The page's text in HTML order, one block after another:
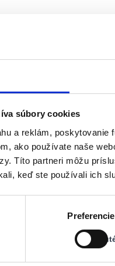
súbory cookies
a reklám,
ako používate naše
Títo partneri môžu
keď ste používali ich
Preferencie
Stav: